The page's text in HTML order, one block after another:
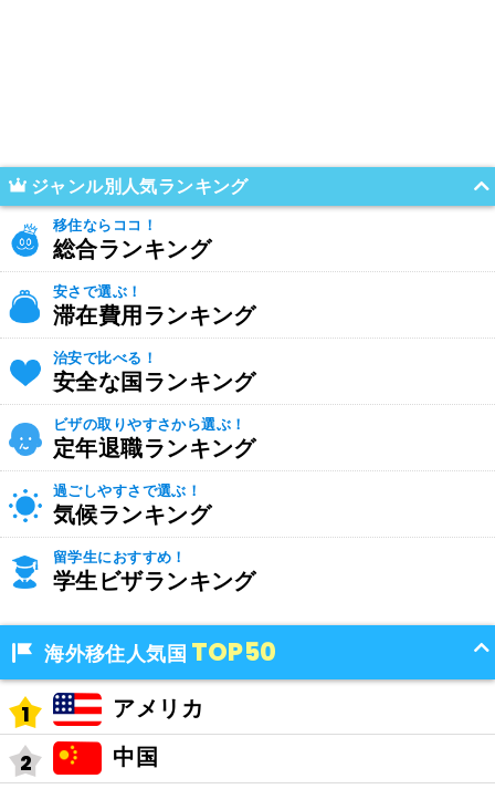
ジャンル別人気ランキング
移住ならココ！
総合ランキング
安さで選ぶ！
滞在費用ランキング
治安で比べる！
安全な国ランキング
ビザの取りやすさから選ぶ！
定年退職ランキング
過ごしやすさで選ぶ！
気候ランキング
留学生におすすめ！
学生ビザランキング
海外移住人気国 TOP50
アメリカ
中国